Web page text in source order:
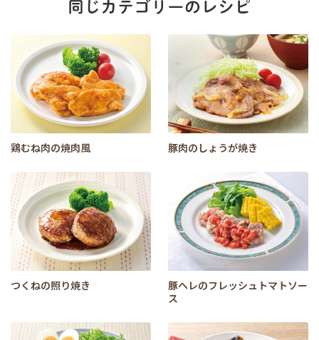
鶏むね肉の焼肉風 豚肉のしょうが焼き
つくねの照り焼き
豚ヘレのフレッシュトマトソー
ス